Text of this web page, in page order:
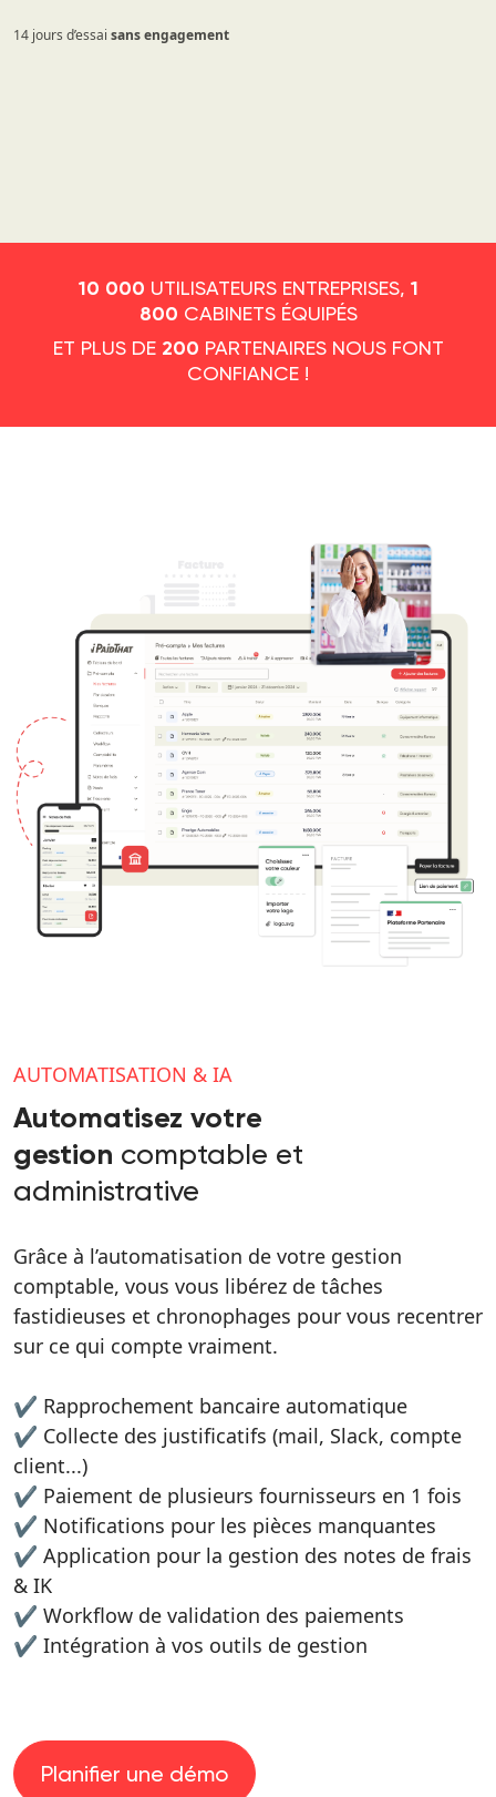
14 jours d’essai sans engagement
10 000 UTILISATEURS ENTREPRISES, 1
800 CABINETS ÉQUIPÉS
ET PLUS DE 200 PARTENAIRES NOUS FONT
CONFIANCE !
AUTOMATISATION & IA
Automatisez votre
gestion comptable et
administrative
Grâce à l’automatisation de votre gestion
comptable, vous vous libérez de tâches
fastidieuses et chronophages pour vous recentrer
sur ce qui compte vraiment.
✔️ Rapprochement bancaire automatique
✔️ Collecte des justificatifs (mail, Slack, compte
client...)
✔️ Paiement de plusieurs fournisseurs en 1 fois
✔️ Notifications pour les pièces manquantes
✔️ Application pour la gestion des notes de frais
& IK
✔️ Workflow de validation des paiements
✔️ Intégration à vos outils de gestion
Planifier une démo